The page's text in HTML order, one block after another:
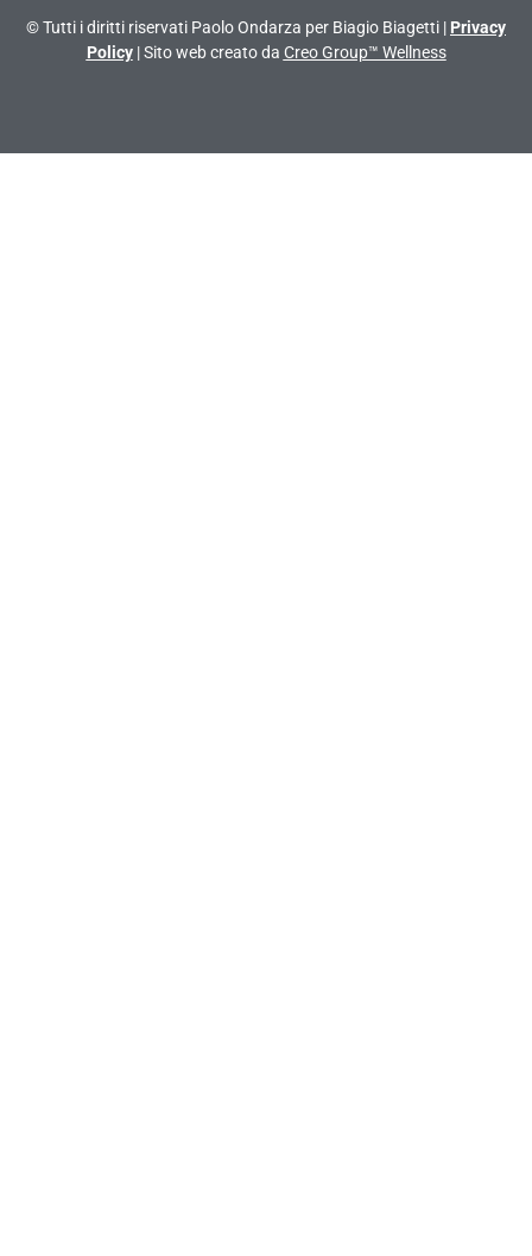
© Tutti i diritti riservati Paolo Ondarza per Biagio Biagetti | Privacy
Policy| Sito web creato da Creo Group™ Wellness